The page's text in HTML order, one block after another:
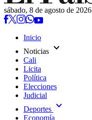
sábado, 8 de agosto de 2026
Inicio
Noticias expand_more
Cali
Licita
Política
Elecciones
Judicial
Deportes expand_more
Economía